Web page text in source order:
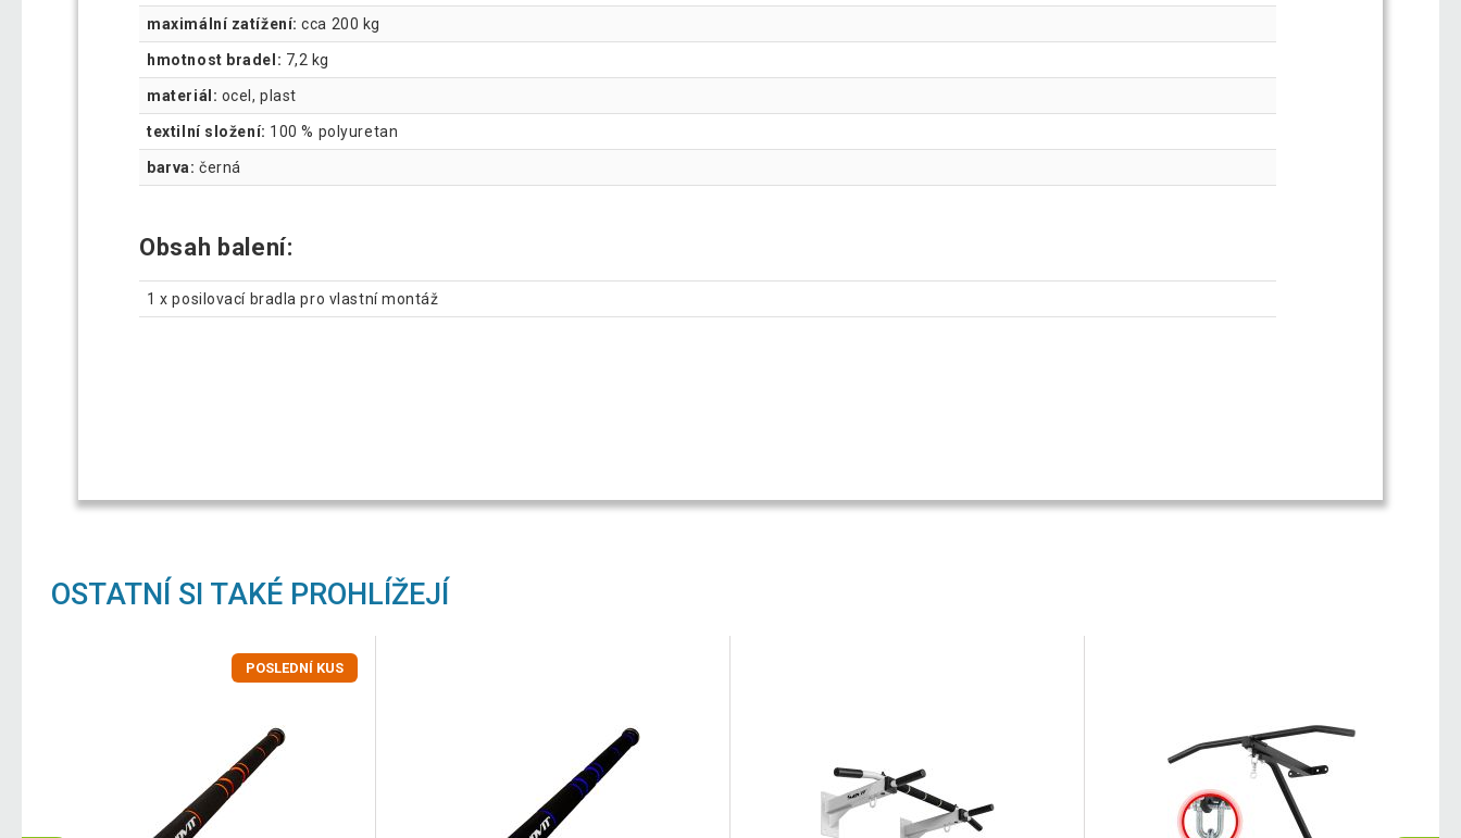
maximální zatížení: cca 200 kg
hmotnost bradel: 7,2 kg
materiál: ocel, plast
textilní složení: 100 % polyuretan
barva: černá
Obsah balení:
1 x posilovací bradla pro vlastní montáž
OSTATNÍ SI TAKÉ PROHLÍŽEJÍ
POSLEDNÍ KUS